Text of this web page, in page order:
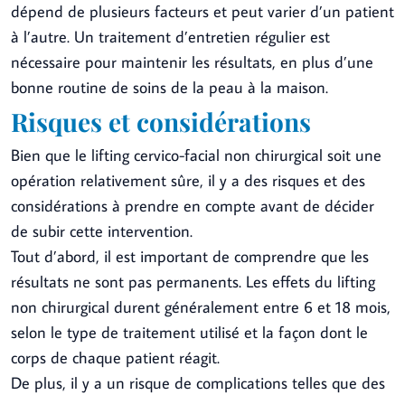
dépend de plusieurs facteurs et peut varier d’un patient
à l’autre. Un traitement d’entretien régulier est
nécessaire pour maintenir les résultats, en plus d’une
bonne routine de soins de la peau à la maison.
Risques et considérations
Bien que le lifting cervico-facial non chirurgical soit une
opération relativement sûre, il y a des risques et des
considérations à prendre en compte avant de décider
de subir cette intervention.
Tout d’abord, il est important de comprendre que les
résultats ne sont pas permanents. Les effets du lifting
non chirurgical durent généralement entre 6 et 18 mois,
selon le type de traitement utilisé et la façon dont le
corps de chaque patient réagit.
De plus, il y a un risque de complications telles que des